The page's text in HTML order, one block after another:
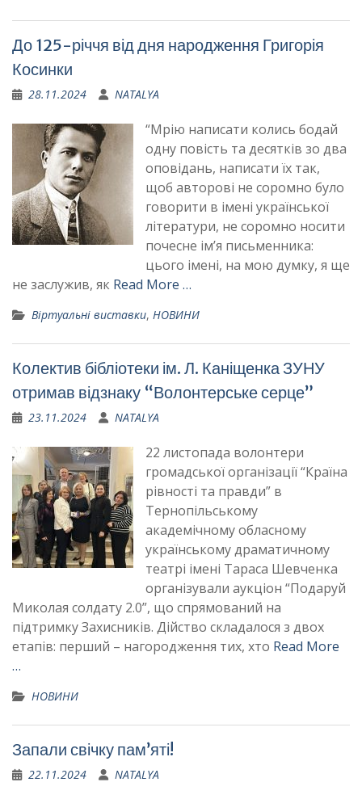
До 125-річчя від дня народження Григорія
Косинки
28.11.2024 NATALYA
“Мрію написати колись бодай
одну повість та десятків зо два
оповідань, написати їх так,
щоб авторові не соромно було
говорити в імені української
літератури, не соромно носити
почесне ім’я письменника:
цього імені, на мою думку, я ще
не заслужив, як Read More …
Віртуальні виставки, НОВИНИ
Колектив бібліотеки ім. Л. Каніщенка ЗУНУ
отримав відзнаку “Волонтерське серце”
23.11.2024 NATALYA
22 листопада волонтери
громадської організації “Країна
рівності та правди” в
Тернопільському
академічному обласному
українському драматичному
театрі імені Тараса Шевченка
організували аукціон “Подаруй
Миколая солдату 2.0”, що спрямований на
підтримку Захисників. Дійство складалося з двох
етапів: перший – нагородження тих, хто Read More
…
НОВИНИ
Запали свічку пам’яті!
22.11.2024 NATALYA